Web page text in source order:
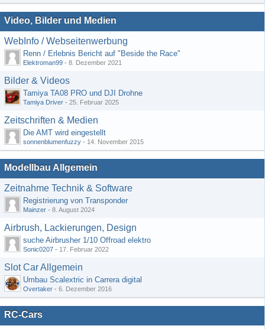
Video, Bilder und Medien
WebInfo / Webseitenwerbung
Renn / Erlebnis Bericht auf "Beside the Race"
Elektroman99 - 8. Dezember 2021
Bilder & Videos
Tamiya TA08 PRO und DJI Drohne
Tamiya Driver - 25. Februar 2025
Zeitschriften & Medien
Die AMT wird eingestellt
sonnenblumenfuzzy - 14. November 2015
Modellbau Allgemein
Zeitnahme Technik & Software
Registrierung von Transponder
Mainzer - 8. August 2024
Airbrush, Lackierungen, Design
suche Airbrusher 1/10 Offroad elektro
Sonic0207 - 17. Februar 2022
Slot Car Allgemein
Umbau Scalextric in Carrera digital
Overtaker - 6. Dezember 2016
RC-Cars